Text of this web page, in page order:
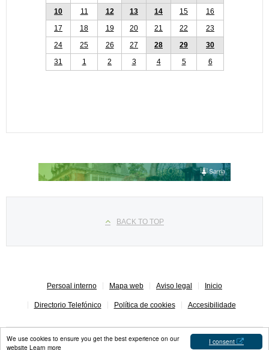
I consent
We use cookies to ensure you get the best experience on our
website Learn more
10
11 12 13 14 15
16
17
18 19 20 21 22
23
24
25 26 27 28 29
30
31
1 2 3 4 5 6
BACK TO TOP
Persoal interno Mapa web Aviso legal Inicio
Directorio Telefónico Política de cookies Accesibilidade